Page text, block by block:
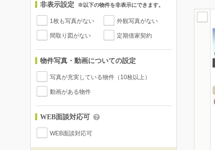
非表示設定 ※以下の物件を非表示にできます。
1枚も写真がない 外観写真がない
間取り図がない 定期借家契約
物件写真・動画についての設定
写真が充実している物件（10枚以上）
動画がある物件
WEB面談対応可
WEB面談対応可